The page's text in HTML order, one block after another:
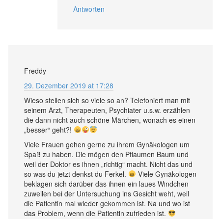
Antworten
Freddy
29. Dezember 2019 at 17:28
Wieso stellen sich so viele so an? Telefoniert man mit
seinem Arzt, Therapeuten, Psychiater u.s.w. erzählen
die dann nicht auch schöne Märchen, wonach es einen
„besser“ geht?!
Viele Frauen gehen gerne zu ihrem Gynäkologen um
Spaß zu haben. Die mögen den Pflaumen Baum und
weil der Doktor es ihnen „richtig“ macht. Nicht das und
so was du jetzt denkst du Ferkel.
Viele Gynäkologen
beklagen sich darüber das ihnen ein laues Windchen
zuweilen bei der Untersuchung ins Gesicht weht, weil
die Patientin mal wieder gekommen ist. Na und wo ist
das Problem, wenn die Patientin zufrieden ist.